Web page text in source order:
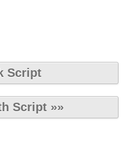
Script
Script »»